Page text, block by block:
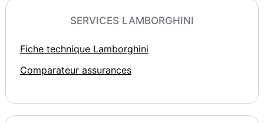
SERVICES LAMBORGHINI
Fiche technique Lamborghini
Comparateur assurances